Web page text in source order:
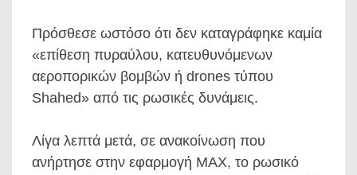
Πρόσθεσε ωστόσο ότι δεν καταγράφηκε καμία
«επίθεση πυραύλου, κατευθυνόμενων
αεροπορικών βομβών ή drones τύπου
Shahed» από τις ρωσικές δυνάμεις.
Λίγα λεπτά μετά, σε ανακοίνωση που
ανήρτησε στην εφαρμογή MAX, το ρωσικό